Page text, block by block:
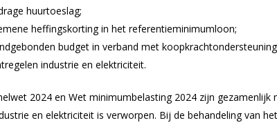
huurtoeslag;
heffingskorting in het referentieminimumloon;
budget in verband met
industrie en elektriciteit.
2024 en Wet minimumbelasting 2024 zijn
en elektriciteit is verworpen. Bij de behandeling van